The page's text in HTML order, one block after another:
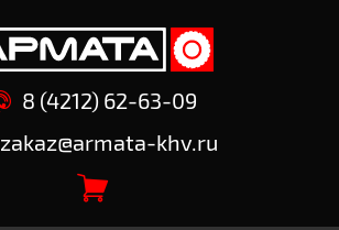
8 (4212) 62-63-09
zakaz@armata-khv.ru